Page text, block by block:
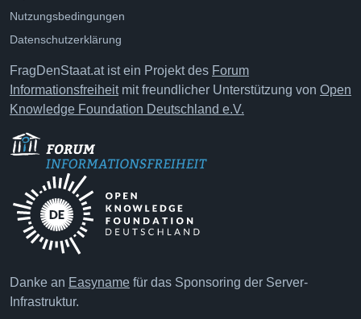
Nutzungsbedingungen
Datenschutzerklärung
FragDenStaat.at ist ein Projekt des Forum
Informationsfreiheitmit freundlicher Unterstützung von Open
Knowledge Foundation Deutschland e.V.
Danke an Easyname für das Sponsoring der Server-
Infrastruktur.